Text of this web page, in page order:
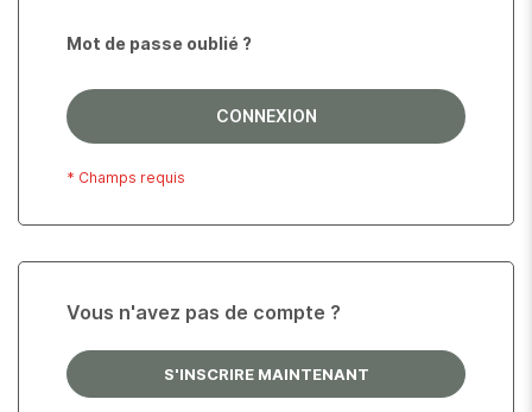
Mot de passe oublié ?
CONNEXION
Vous n'avez pas de compte ?
S'INSCRIRE MAINTENANT